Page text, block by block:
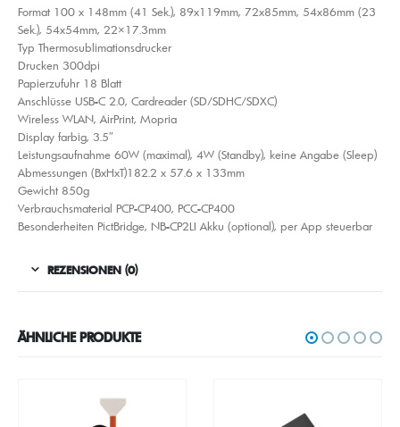
Format 100 x 148mm (41 Sek.), 89x119mm, 72x85mm, 54x86mm (23
Sek.), 54x54mm, 22×17.3mm
Typ Thermosublimationsdrucker
Drucken 300dpi
Papierzufuhr 18 Blatt
Anschlüsse USB-C 2.0, Cardreader (SD/​SDHC/​SDXC)
Wireless WLAN, AirPrint, Mopria
Display farbig, 3.5″
Leistungsaufnahme 60W (maximal), 4W (Standby), keine Angabe (Sleep)
Abmessungen (BxHxT)182.2 x 57.6 x 133mm
Gewicht 850g
Verbrauchsmaterial PCP-CP400, PCC-CP400
Besonderheiten PictBridge, NB-CP2LI Akku (optional), per App steuerbar
REZENSIONEN (0)
ÄHNLICHE PRODUKTE